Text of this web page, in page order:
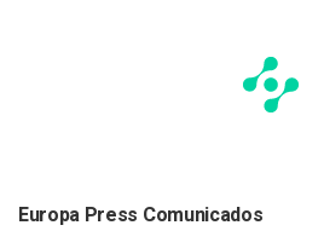
Europa Press Comunicados